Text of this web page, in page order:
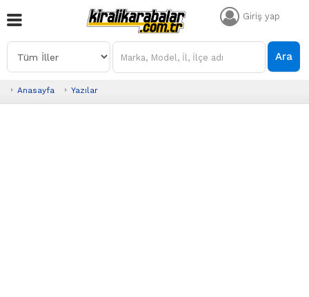
Giriş yap
Ara
Anasayfa Yazılar